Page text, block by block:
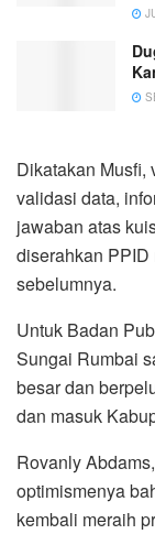
Dikatakan Musfi,
validasi data,
jawaban atas
diserahkan
sebelumnya.
Untuk Badan
Sungai Rumbai
besar dan
dan masuk
Rovanly
optimismenya
kembali meraih